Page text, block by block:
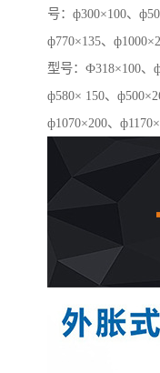
号：ф300×100、
ф770×135、
型号：Ф318×100、
ф580× 150、
ф1070×200、